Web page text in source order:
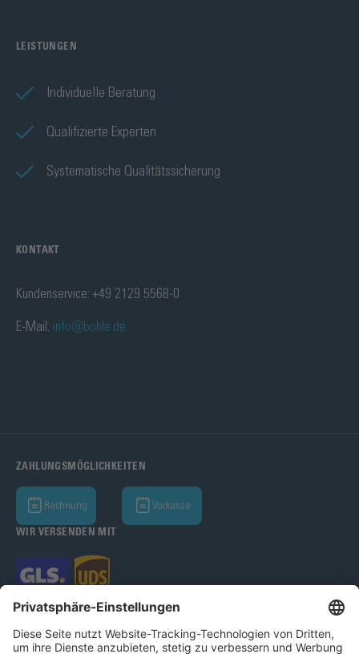
LEISTUNGEN
Individuelle Beratung
Qualifizierte Experten
Systematische Qualitätssicherung
KONTAKT
Kundenservice: +49 2129 5568-0
E-Mail: info@bohle.de
ZAHLUNGSMÖGLICHKEITEN
Rechnung Vorkasse
WIR VERSENDEN MIT